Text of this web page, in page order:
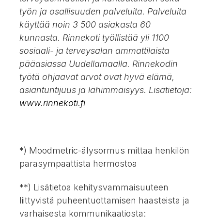
työn ja osallisuuden palveluita. Palveluita
käyttää noin 3 500 asiakasta 60
kunnasta. Rinnekoti työllistää yli 1100
sosiaali- ja terveysalan ammattilaista
pääasiassa Uudellamaalla. Rinnekodin
työtä ohjaavat arvot ovat hyvä elämä,
asiantuntijuus ja lähimmäisyys. Lisätietoja:
www.rinnekoti.fi
*) Moodmetric-älysormus mittaa henkilön
parasympaattista hermostoa
**) Lisätietoa kehitysvammaisuuteen
liittyvistä puheentuottamisen haasteista ja
varhaisesta kommunikaatiosta: